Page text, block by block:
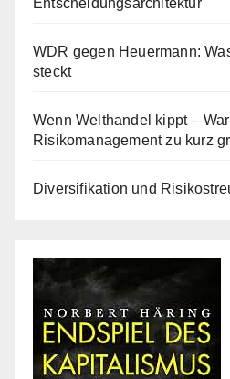
WDR gegen Heuermann:
steckt
Wenn Welthandel kippt –
Risikomanagement zu kurz
Diversifikation und